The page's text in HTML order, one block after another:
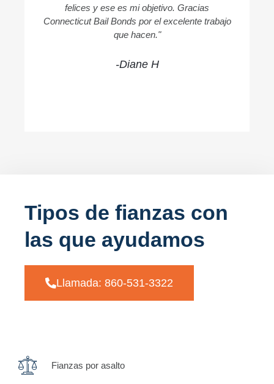
felices y ese es mi objetivo. Gracias
Connecticut Bail Bonds por el excelente trabajo
que hacen."
-Diane H
Tipos de fianzas con
las que ayudamos
Llamada: 860-531-3322
Fianzas por asalto